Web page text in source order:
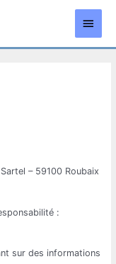
Menu
– 59100 Roubaix
:
sur des informations